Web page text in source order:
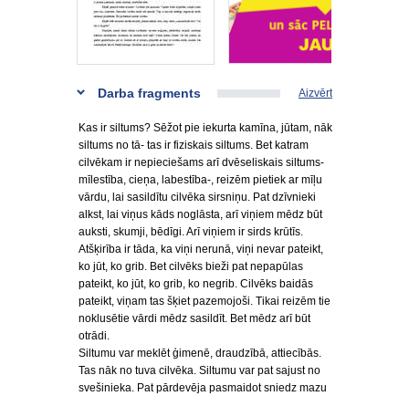
Darba fragments Aizvērt
Kas ir siltums? Sēžot pie iekurta kamīna, jūtam, nāk
siltums no tā- tas ir fiziskais siltums. Bet katram
cilvēkam ir nepieciešams arī dvēseliskais siltums-
mīlestība, cieņa, labestība-, reizēm pietiek ar mīļu
vārdu, lai sasildītu cilvēka sirsniņu. Pat dzīvnieki
alkst, lai viņus kāds noglāsta, arī viņiem mēdz būt
auksti, skumji, bēdīgi. Arī viņiem ir sirds krūtīs.
Atšķirība ir tāda, ka viņi nerunā, viņi nevar pateikt,
ko jūt, ko grib. Bet cilvēks bieži pat nepapūlas
pateikt, ko jūt, ko grib, ko negrib. Cilvēks baidās
pateikt, viņam tas šķiet pazemojoši. Tikai reizēm tie
noklusētie vārdi mēdz sasildīt. Bet mēdz arī būt
otrādi.
Siltumu var meklēt ģimenē, draudzībā, attiecībās.
Tas nāk no tuva cilvēka. Siltumu var pat sajust no
svešinieka. Pat pārdevēja pasmaidot sniedz mazu